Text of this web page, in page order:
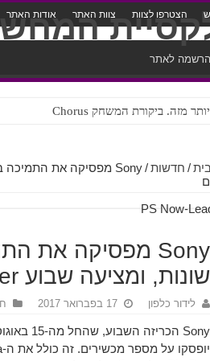
הצטרפו לצוות צוות האתר אודות האתר
הרשמה לאתר
בית / חדשות /
שונות, ומציעה שבוע Multiplayer חינם
לידור כלפון 17 בפברואר 2017